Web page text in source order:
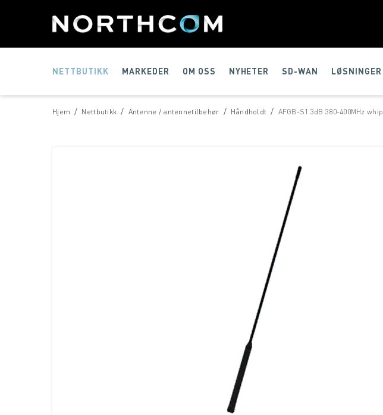
NETTBUTIKK MARKEDER OM OSS NYHETER SD-WAN LØSNINGER
/
Hjem /
Nettbutikk /
Antenne / antennetilbehør /
Håndholdt AFGB-S1 3dB 380-400MHz whip